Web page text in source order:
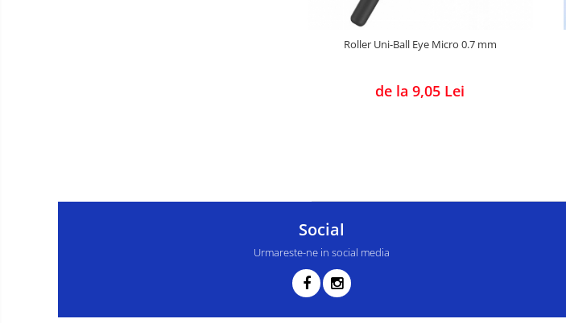
Roller Uni-Ball Eye Micro 0.7 mm
de la 9,05 Lei
Social
Urmareste-ne in social media